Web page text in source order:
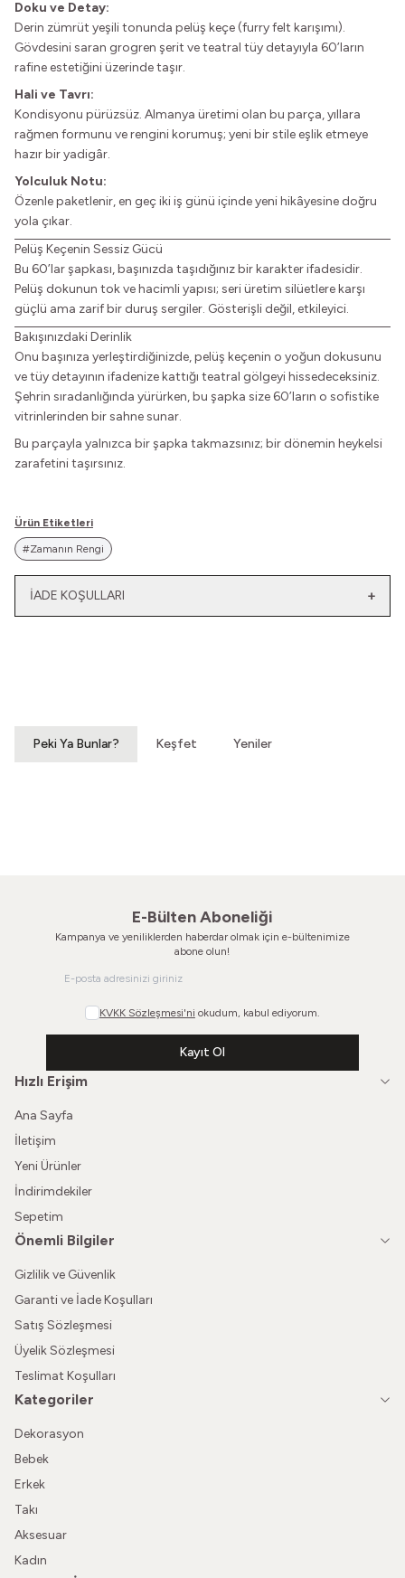
Doku ve Detay:
Derin zümrüt yeşili tonunda pelüş keçe (furry felt karışımı).
Gövdesini saran grogren şerit ve teatral tüy detayıyla 60’ların
rafine estetiğini üzerinde taşır.
Hali ve Tavrı:
Kondisyonu pürüzsüz. Almanya üretimi olan bu parça, yıllara
rağmen formunu ve rengini korumuş; yeni bir stile eşlik etmeye
hazır bir yadigâr.
Yolculuk Notu:
Özenle paketlenir, en geç iki iş günü içinde yeni hikâyesine doğru
yola çıkar.
Pelüş Keçenin Sessiz Gücü
Bu 60’lar şapkası, başınızda taşıdığınız bir karakter ifadesidir.
Pelüş dokunun tok ve hacimli yapısı; seri üretim silüetlere karşı
güçlü ama zarif bir duruş sergiler. Gösterişli değil, etkileyici.
Bakışınızdaki Derinlik
Onu başınıza yerleştirdiğinizde, pelüş keçenin o yoğun dokusunu
ve tüy detayının ifadenize kattığı teatral gölgeyi hissedeceksiniz.
Şehrin sıradanlığında yürürken, bu şapka size 60’ların o sofistike
vitrinlerinden bir sahne sunar.
Bu parçayla yalnızca bir şapka takmazsınız; bir dönemin heykelsi
zarafetini taşırsınız.
Ürün Etiketleri
#Zamanın Rengi
İADE KOŞULLARI
Peki Ya Bunlar? Keşfet Yeniler
E-Bülten Aboneliği
Kampanya ve yeniliklerden haberdar olmak için e-bültenimize
abone olun!
KVKK Sözleşmesi'ni okudum, kabul ediyorum.
Kayıt Ol
Hızlı Erişim
Ana Sayfa
İletişim
Yeni Ürünler
İndirimdekiler
Sepetim
Önemli Bilgiler
Gizlilik ve Güvenlik
Garanti ve İade Koşulları
Satış Sözleşmesi
Üyelik Sözleşmesi
Teslimat Koşulları
Kategoriler
Dekorasyon
Bebek
Erkek
Takı
Aksesuar
Kadın